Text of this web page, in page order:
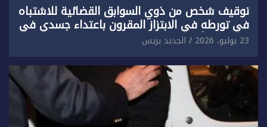
توقيف شخص من ذوي السوابق القضائية للاشتباه
في تورطه في الابتزاز المقرون باعتداء جسدي في
حق سائح أجنبي.
23 يوليو، 2026 الجديد بريس